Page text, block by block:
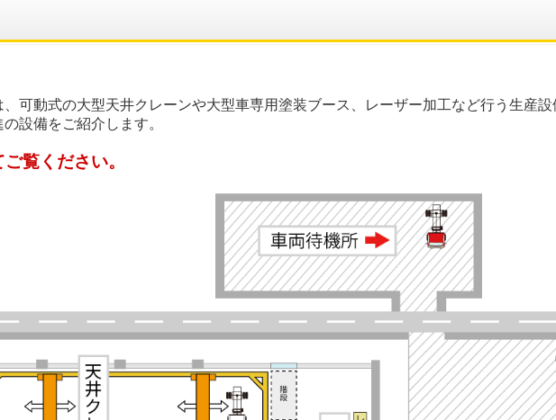
可動式の大型天井クレーンや大型車専用塗装ブース、レーザー加工など行う生産
設備をご紹介します。
覧ください。